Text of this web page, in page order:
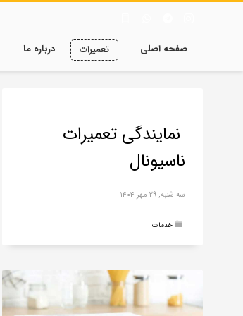
صفحه اصلی تعمیرات درباره ما
نمایندگی تعمیرات
ناسیونال
سه شنبه, ۲۹ مهر ۱۴۰۴
خدمات